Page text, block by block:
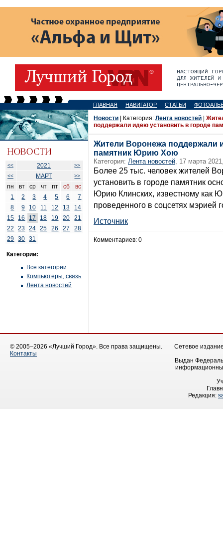
ГЛАВНАЯ НАВИГАТОР СТАТЬИ
<< 2021
>>
<<
МАРТ >>
пн вт ср чт пт сб
вс
1
2 3 4 5 6
7
8
9 10 11 12 13
14
15
16 17 18 19 20
21
22
23 24 25 26 27
28
29
30 31
Категории:
Все категории
Компьютеры, связь
Лента новостей
Новости | Категория: Лента новостей
поддержали идею установить в городе
Жители Воронежа поддержали
памятник Юрию Хою
Категория: Лента новостей, 17 марта
Более 25 тыс. человек жителей
установить в городе памятник
Юрию Клинских, известному как
проведенного в соцсетях мэрией
Источник
Комментариев: 0
© 2005–2026 «Лучший Город». Все права защищены.
Контакты
Сетевое
Выдан
Редакция: